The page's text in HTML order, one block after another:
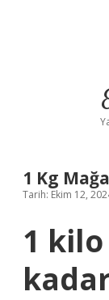
1 Kg
Tarih: Ekim 12,
1